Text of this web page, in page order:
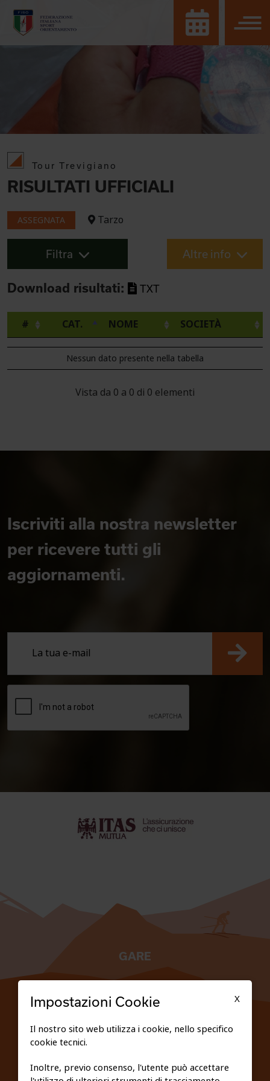
Tour Trevigiano
RISULTATI UFFICIALI
ASSEGNATA Tarzo
Altre info
Filtra
Download risultati: TXT
# CAT. NOME SOCIETÀ
Nessun dato presente nella tabella
Vista da 0 a 0 di 0 elementi
Iscriviti alla nostra newsletter
per ricevere tutti gli
aggiornamenti.
GARE
X
Impostazioni Cookie
Il nostro sito web utilizza i cookie, nello specifico
cookie tecnici.
Inoltre, previo consenso, l'utente può accettare